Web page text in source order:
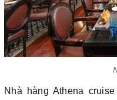
Nhà hàng Athena